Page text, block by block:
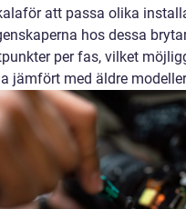
att passa olika
hos dessa
per fas, vilket
jämfört med äldre